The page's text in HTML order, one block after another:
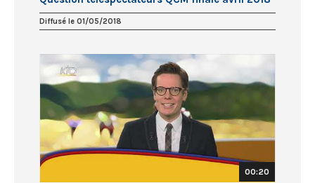
Diffusé le 01/05/2018
00:20